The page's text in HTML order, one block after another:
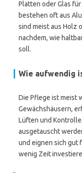
Platten oder Glas
bestehen oft aus
sind meist aus Holz
nachdem, wie
soll.
Wie aufwendig
Die Pflege ist meist
Gewächshäusern,
Lüften und
ausgetauscht
und eignen sich gut
wenig Zeit